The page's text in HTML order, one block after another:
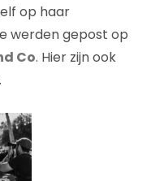
op haar
werden gepost op
Co. Hier zijn ook